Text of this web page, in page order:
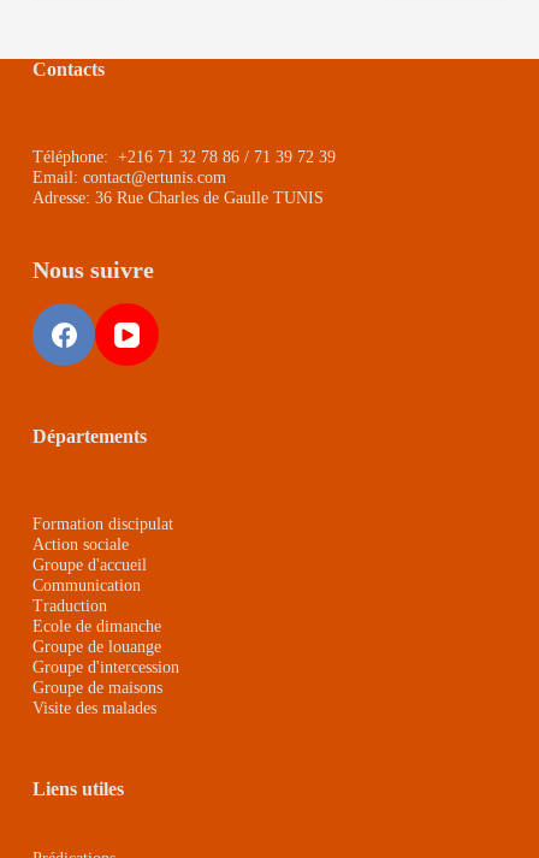
Contacts
Téléphone: +216 71 32 78 86 / 71 39 72 39
Email: contact@ertunis.com
Adresse: 36 Rue Charles de Gaulle TUNIS
Nous suivre
Départements
Formation discipulat
Action sociale
Groupe d'accueil
Communication
Traduction
Ecole de dimanche
Groupe de louange
Groupe d'intercession
Groupe de maisons
Visite des malades
Liens utiles